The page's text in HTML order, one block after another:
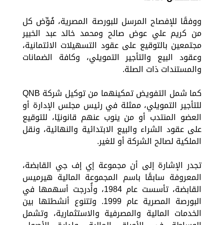
ووفقًا للإفصاح المرسل للبورصة المصرية، فُوِّض كل
من كريم علي عوض صالح ومحمد خالد عبد الخبير
مجتمعين بالتوقيع على عقود التسهيلات الائتمانية،
وعقود البيع والتأجير التمويلي، وكافة الضمانات
والمستندات ذات الصلة.
كما شمل التفويض تمكينهما من توكيل شركة QNB
للتأجير التمويلي، ممثلة في رئيس مجلس الإدارة أو
العضو المنتدب أو من ينوب عنهم قانونيًا، للتوقيع
على عقود الشراء والبيع الابتدائية والنهائية، ونقل
الملكية لصالح الشركة أو للغير.
تجدر الإشارة إلى أن مجموعة إي إف جي القابضة،
المعروفة سابقًا باسم المجموعة المالية هيرميس
القابضة، تأسست عام 1984، وأُدرجت أسهمها في
البورصة المصرية عام 1999. وتتنوع أنشطتها بين
الخدمات المالية والمصرفية والاستثمارية، وتشمل